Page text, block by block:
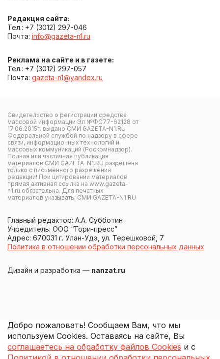
Редакция сайта:
Тел.: +7 (3012) 297-046
Почта: info@gazeta-n1.ru
Реклама на сайте и в газете:
Тел.: +7 (3012) 297-057
Почта: gazeta-n1@yandex.ru
Свидетельство о регистрации средства
массовой информации Эл №ФС77-62128 от
17.06.2015г. выдано СМИ GAZETA-N1.RU
Федеральной службой по надзору в сфере
связи, информационных технологий и
массовых коммуникаций (Роскомнадзор).
Полная или частичная публикация
материалов СМИ GAZETA-N1.RU разрешена
только с письменного разрешения
редакции! При цитировании материалов
прямая активная ссылка на www.gazeta-
n1.ru обязательна. Для печатных
материалов указывать: СМИ GAZETA-N1.RU
Главный редактор: А.А. Субботин
Учредитель: ООО “Тори-пресс”
Адрес: 670031 г. Улан-Удэ, ул. Терешковой, 7
Политика в отношении обработки персональных данных
Дизайн и разработка — nanzat.ru
Добро пожаловать! Сообщаем Вам, что мы
используем Cookies. Оставаясь на сайте, Вы
соглашаетесь на обработку файлов Cookies и с